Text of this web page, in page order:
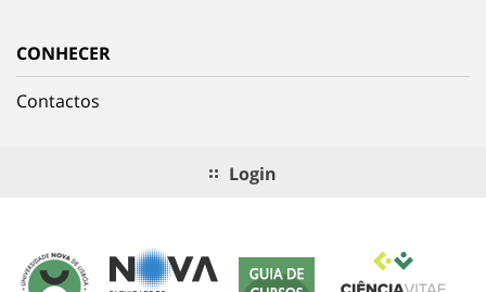
CONHECER
Contactos
Login